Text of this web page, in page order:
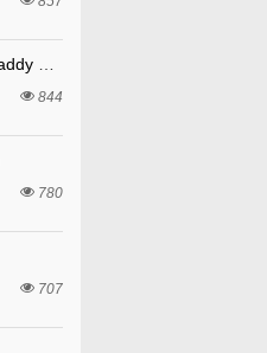
844
780
707